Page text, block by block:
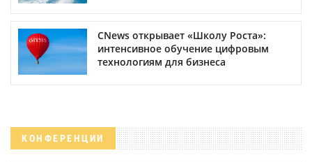
CNews открывает «Школу Роста»:
интенсивное обучение цифровым
технологиям для бизнеса
КОНФЕРЕНЦИИ